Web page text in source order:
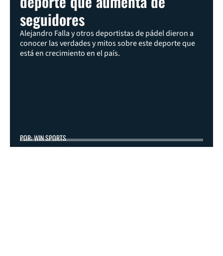
seguidores
Alejandro Falla y otros deportistas de pádel dieron a
conocer las verdades y mitos sobre este deporte que
está en crecimiento en el país.
POR: WIN SPORTS